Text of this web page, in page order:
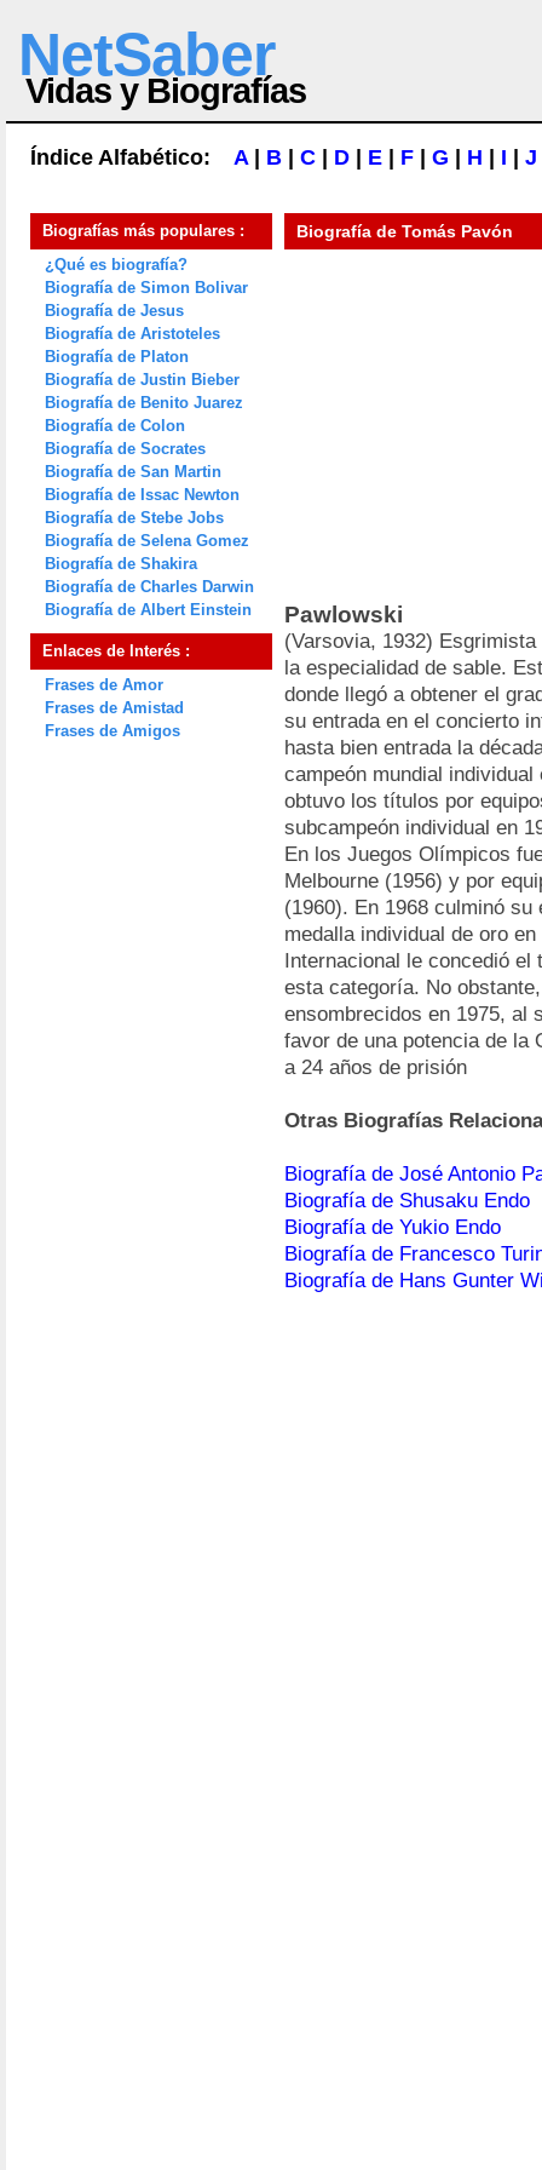
NetSaber
Vidas y Biografías
Índice Alfabético: A| B C D E F G H I J
Biografías más populares :
¿Qué es biografía?
Biografía de Simon Bolivar
Biografía de Jesus
Biografía de Aristoteles
Biografía de Platon
Biografía de Justin Bieber
Biografía de Benito Juarez
Biografía de Colon
Biografía de Socrates
Biografía de San Martin
Biografía de Issac Newton
Biografía de Stebe Jobs
Biografía de Selena Gomez
Biografía de Shakira
Biografía de Charles Darwin
Biografía de Albert Einstein
Enlaces de Interés :
Frases de Amor
Frases de Amistad
Frases de Amigos
Biografía de Tomás Pavón
Pawlowski
(Varsovia, 1932)
la especialidad de sable.
donde llegó a obtener el
su entrada en el concierto
hasta bien entrada la
campeón mundial
obtuvo los títulos por
subcampeón individual en
En los Juegos Olímpicos
Melbourne (1956) y por
(1960). En 1968 culminó
medalla individual de oro
Internacional le concedió
esta categoría. No
ensombrecidos en 1975, al
favor de una potencia de la
a 24 años de prisión
Otras Biografías
Biografía de José Antonio
Biografía de Shusaku Endo
Biografía de Yukio Endo
Biografía de Francesco
Biografía de Hans Gunter